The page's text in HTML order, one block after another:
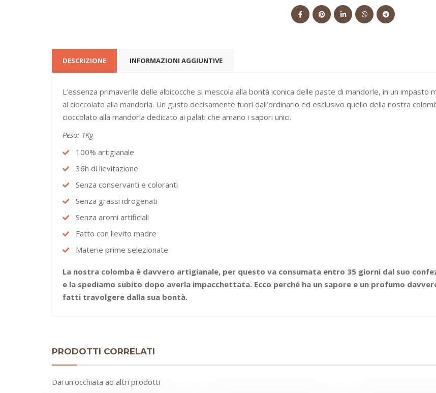
DESCRIZIONE INFORMAZIONI AGGIUNTIVE
L’essenza primaverile delle albicocche si mescola alla bontà iconica delle paste di mandorle, in un
al cioccolato alla mandorla. Un gusto decisamente fuori dall’ordinario ed esclusivo quello della nostra
cioccolato alla mandorla dedicato ai palati che amano i sapori unici.
Peso: 1Kg
100% artigianale
36h di lievitazione
Senza conservanti e coloranti
Senza grassi idrogenati
Senza aromi artificiali
Fatto con lievito madre
Materie prime selezionate
La nostra colomba è davvero artigianale, per questo va consumata entro 35 giorni dal suo
e la spediamo subito dopo averla impacchettata. Ecco perché ha un sapore e un profumo
fatti travolgere dalla sua bontà.
PRODOTTI CORRELATI
Dai un'occhiata ad altri prodotti